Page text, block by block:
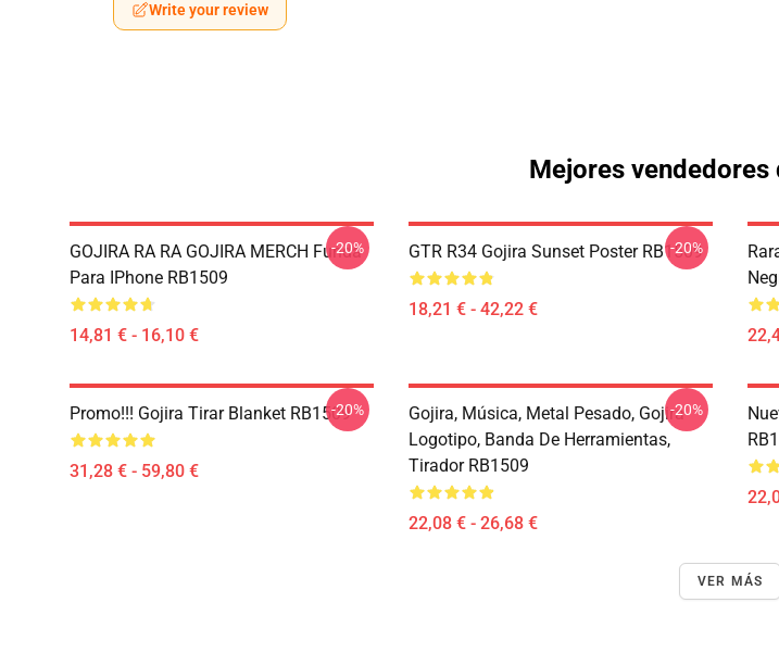
Write your review
Mejores
GOJIRA RA RA GOJIRA MERCH Funda
Para IPhone RB1509
14,81 € - 16,10 €
-20% GTR R34 Gojira Sunset Poster RB1509
18,21 € - 42,22 €
-20%
Promo!!! Gojira Tirar Blanket RB1509
31,28 € - 59,80 €
-20%
Gojira, Música, Metal Pesado, Gojira
Logotipo, Banda De Herramientas,
Tirador RB1509
22,08 € - 26,68 €
-20%
VER MÁS